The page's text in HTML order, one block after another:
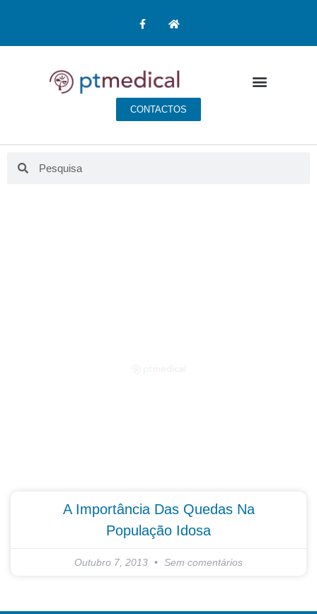
CONTACTOS
A Importância Das Quedas Na
População Idosa
Outubro 7, 2013 Sem comentários